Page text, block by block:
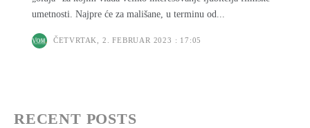
umetnosti. Najpre će za mališane, u terminu od...
ČETVRTAK, 2. FEBRUAR 2023 : 17:05
RECENT POSTS